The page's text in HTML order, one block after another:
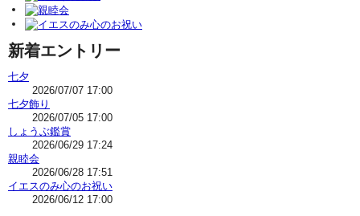
新着エントリー
七夕
2026/07/07 17:00
七夕飾り
2026/07/05 17:00
しょうぶ鑑賞
2026/06/29 17:24
親睦会
2026/06/28 17:51
イエスのみ心のお祝い
2026/06/12 17:00